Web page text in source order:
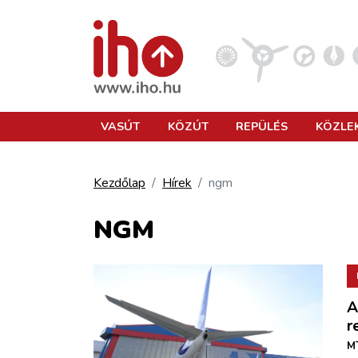
REPÜLÉS
KÖZLEKEDÉSFEJLESZTÉS
ELLÁTÁSI LÁNC
VASÚT KÖZÚT REPÜLÉS
Kezdőlap Hírek ngm
NGM